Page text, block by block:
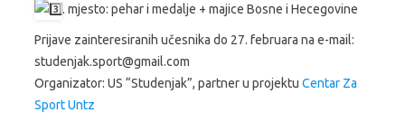
. mjesto: pehar i medalje + majice Bosne i Hecegovine
Prijave zainteresiranih učesnika do 27. februara na e-mail:
studenjak.sport@gmail.com
Organizator: US “Studenjak”, partner u projektu Centar Za
Sport Untz